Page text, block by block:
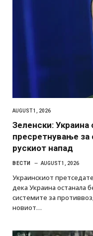
AUGUST 1, 2026
Зеленски: Украина
пресретнување за
рускиот напад
ВЕСТИ AUGUST 1, 2026
Украинскиот
дека Украина останала
системите за
новиот…